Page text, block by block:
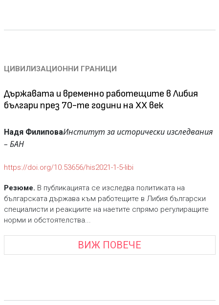
ЦИВИЛИЗАЦИОННИ ГРАНИЦИ
Държавата и временно работещите в Либия
българи през 70-те години на ХХ век
Надя ФилиповаИнститут за исторически изследвания
– БАН
https://doi.org/10.53656/his2021-1-5-libi
Резюме. В публикацията се изследва политиката на
българската държава към работещите в Либия български
специалисти и реакциите на наетите спрямо регулиращите
норми и обстоятелства...
ВИЖ ПОВЕЧЕ